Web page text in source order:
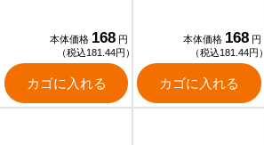
本体価格 168 円
（税込181.44円）
カゴに入れる
本体価格 168 円
（税込181.44円）
カゴに入れる